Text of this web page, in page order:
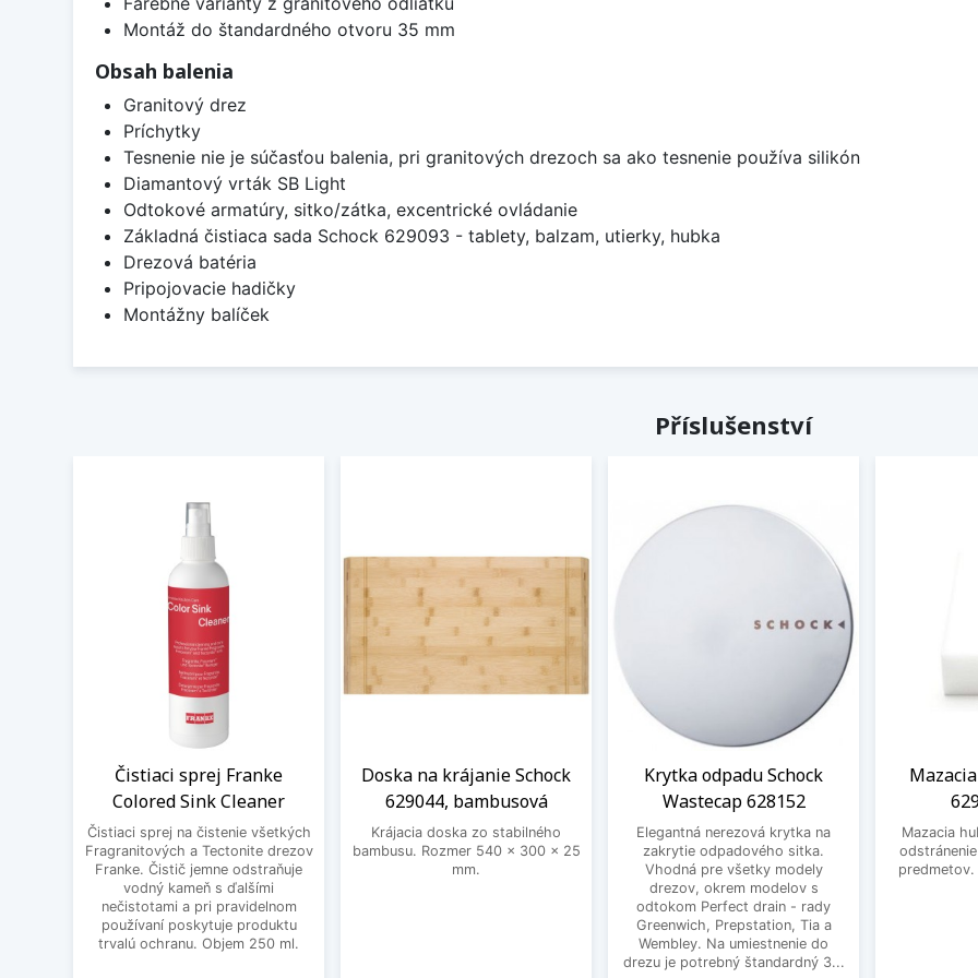
Montáž do štandardného otvoru 35 mm
Obsah balenia
Granitový drez
Príchytky
Tesnenie nie je súčasťou balenia, pri granitových drezoch sa ako tesnenie používa silikón
Diamantový vrták SB Light
Odtokové armatúry, sitko/zátka, excentrické ovládanie
Základná čistiaca sada Schock 629093 - tablety, balzam, utierky, hubka
Drezová batéria
Pripojovacie hadičky
Montážny balíček
Příslušenství
Čistiaci sprej Franke
Colored Sink Cleaner
Čistiaci sprej na čistenie všetkých
Fragranitových a Tectonite drezov
Franke. Čistič jemne odstraňuje
vodný kameň s ďalšími
nečistotami a pri pravidelnom
používaní poskytuje produktu
trvalú ochranu. Objem 250 ml.
Doska na krájanie Schock
629044, bambusová
Krájacia doska zo stabilného
bambusu. Rozmer 540 x 300 x 25
mm.
Krytka odpadu Schock
Wastecap 628152
Elegantná nerezová krytka na
zakrytie odpadového sitka.
Vhodná pre všetky modely
drezov, okrem modelov s
odtokom Perfect drain - rady
Greenwich, Prepstation, Tia a
Wembley. Na umiestnenie do
drezu je potrebný štandardný 3...
Mazacia